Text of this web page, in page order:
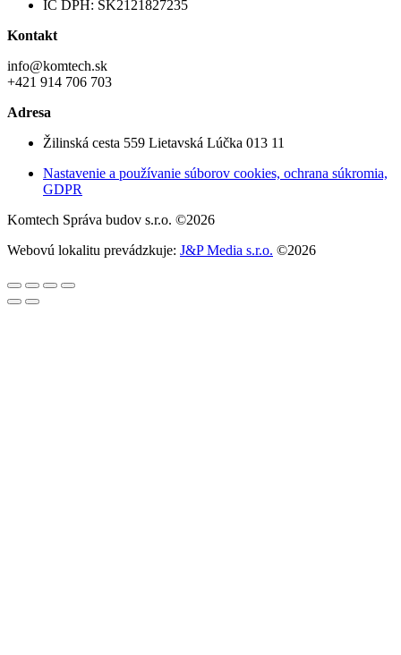
IČ DPH: SK2121827235
Kontakt
info@komtech.sk
+421 914 706 703
Adresa
Žilinská cesta 559 Lietavská Lúčka 013 11
Nastavenie a používanie súborov cookies, ochrana súkromia,
GDPR
Komtech Správa budov s.r.o. ©2026
Webovú lokalitu prevádzkuje: J&P Media s.r.o. ©2026